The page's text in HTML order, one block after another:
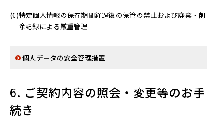
特定個人情報の保存期間経過後の保管の禁止および廃棄・削
除記録による厳重管理
個人データの安全管理措置
6. ご契約内容の照会・変更等のお手
続き